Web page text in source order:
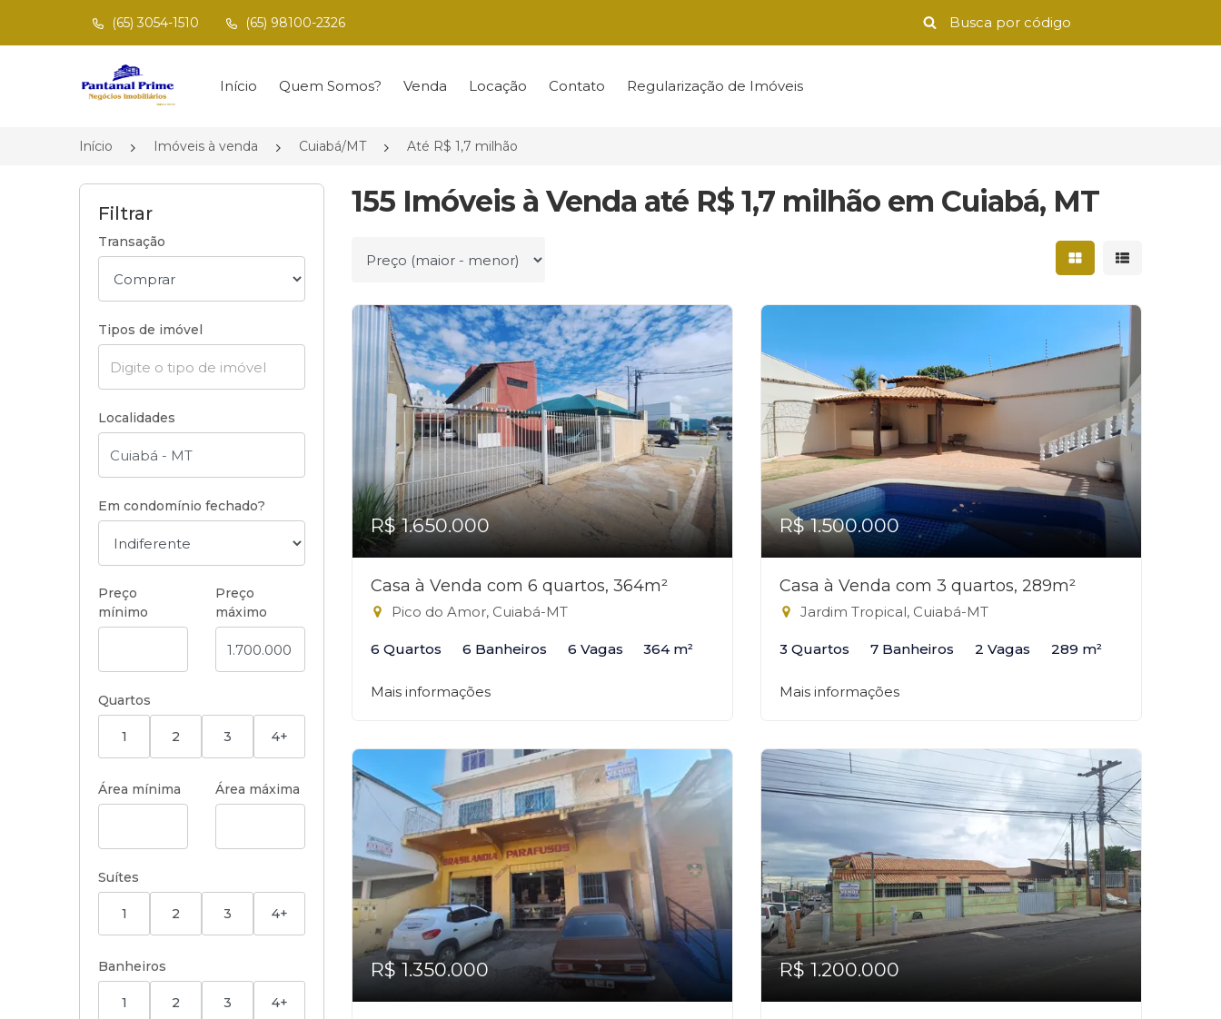
(65) 3054-1510 (65) 98100-2326
Página inicial
Início Quem Somos? Venda Locação Contato Regularização de Imóveis
Início Imóveis à venda Cuiabá/MT Até R$ 1,7 milhão
Filtrar
Transação
Tipos de imóvel
Localidades
Em condomínio fechado?
Preço
mínimo
Preço
máximo
Quartos
1 2 3 4+
Área mínima Área máxima
Suítes
1 2 3 4+
Banheiros
1 2 3 4+
155 Imóveis à Venda até R$ 1,7 milhão em Cuiabá, MT
Ordenar por Mostrar resultados
Mostrar
R$ 1.650.000
Casa à Venda com 6 quartos, 364m²
Pico do Amor, Cuiabá-MT
6 Quartos 6 Banheiros 6 Vagas 364 m²
Mais informações
R$ 1.500.000
Casa à Venda com 3 quartos, 289m²
Jardim Tropical, Cuiabá-MT
3 Quartos 7 Banheiros 2 Vagas 289 m²
Mais informações
R$ 1.350.000 R$ 1.200.000